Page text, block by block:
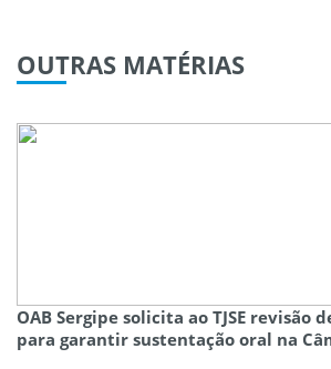
OUTRAS MATÉRIAS
OAB Sergipe solicita ao TJSE revisão
para garantir sustentação oral na